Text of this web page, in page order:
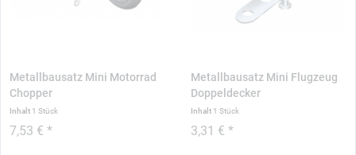
Metallbausatz Mini Motorrad
Chopper
Inhalt 1 Stück
7,53 € *
Metallbausatz Mini Flugzeug
Doppeldecker
Inhalt 1 Stück
3,31 € *